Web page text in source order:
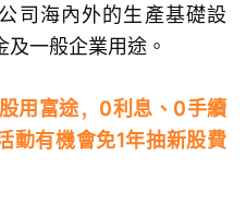
司海內外的生產基礎設
一般企業用途。
用富途，0利息、0手續
動有機會免1年抽新股費